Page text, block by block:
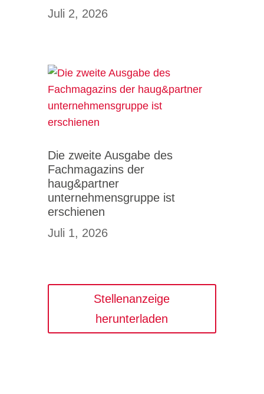
Juli 2, 2026
Die zweite Ausgabe des
Fachmagazins der
haug&partner
unternehmensgruppe ist
erschienen
Juli 1, 2026
Stellenanzeige
herunterladen